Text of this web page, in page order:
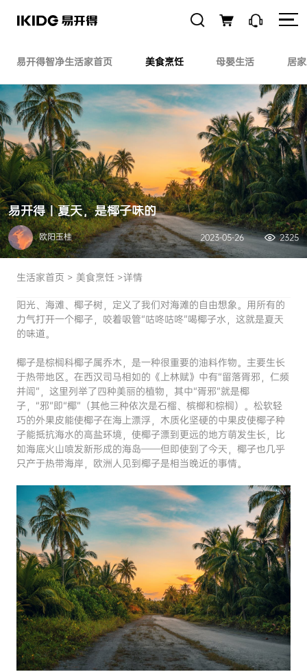
易开得智净生活家首页 美食烹饪 母婴生活 居
易开得｜夏天，是椰子味的
欧阳玉桂 2023-05-26 2325
生活家首页 > 美食烹饪>详情
阳光、海滩、椰子树，定义了我们对海滩的自由想象。用所有的
力气打开一个椰子，咬着吸管“咕咚咕咚”喝椰子水，这就是夏天
的味道。
椰子是棕榈科椰子属乔木，是一种很重要的油料作物。主要生长
于热带地区。在西汉司马相如的《上林赋》中有“留落胥邪，仁频
并闾”，这里列举了四种美丽的植物，其中“胥邪”就是椰
子，“邪”即“椰”（其他三种依次是石榴、槟榔和棕榈）。松软轻
巧的外果皮能使椰子在海上漂浮，木质化坚硬的中果皮使椰子种
子能抵抗海水的高盐环境，使椰子漂到更远的地方萌发生长，比
如海底火山喷发新形成的海岛——但即使到了今天，椰子也几乎
只产于热带海岸，欧洲人见到椰子是相当晚近的事情。